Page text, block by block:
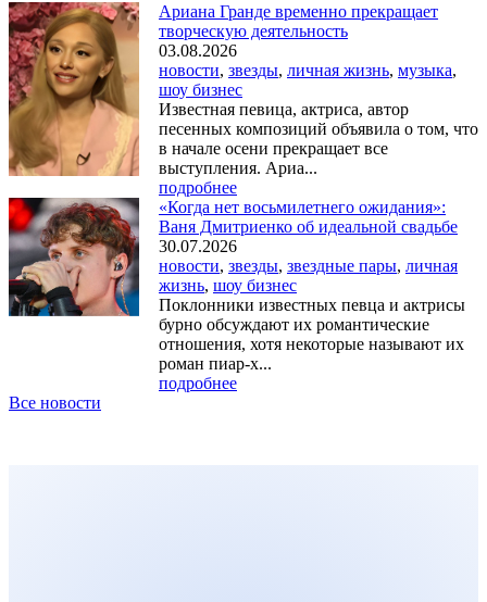
Ариана Гранде временно прекращает
творческую деятельность
03.08.2026
новости, звезды, личная жизнь, музыка,
шоу бизнес
Известная певица, актриса, автор
песенных композиций объявила о том, что
в начале осени прекращает все
выступления. Ариа...
подробнее
«Когда нет восьмилетнего ожидания»:
Ваня Дмитриенко об идеальной свадьбе
30.07.2026
новости, звезды, звездные пары, личная
жизнь, шоу бизнес
Поклонники известных певца и актрисы
бурно обсуждают их романтические
отношения, хотя некоторые называют их
роман пиар-х...
подробнее
Все новости